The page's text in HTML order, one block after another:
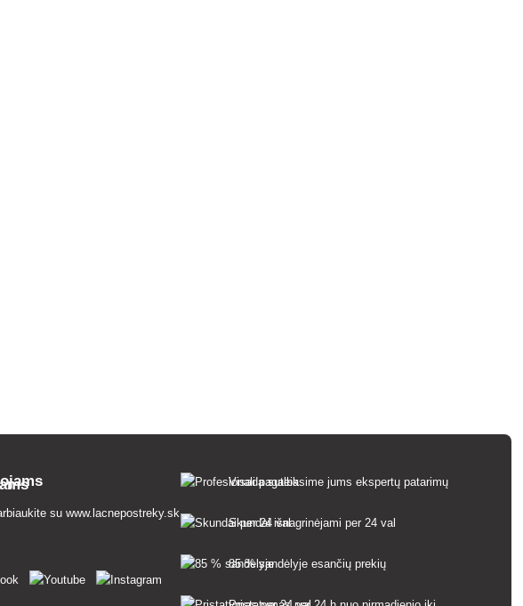
suwww.lacnepostreky.sk
Visada suteiksime jums ekspertų patarimų
Skundai išnagrinėjami per 24 val
85 % sandėlyje esančių prekių